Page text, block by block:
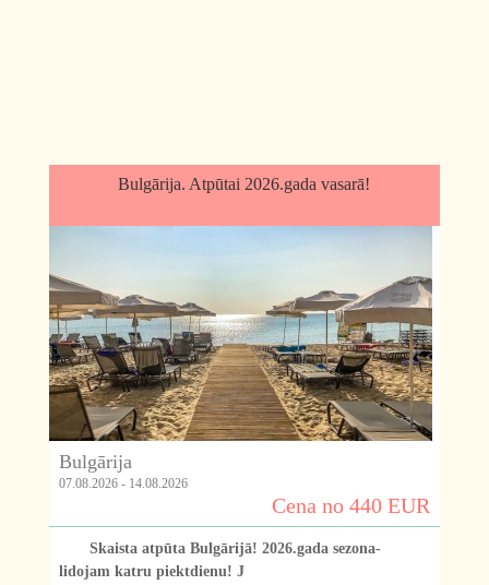
Bulgārija. Atpūtai 2026.gada vasarā!
Bulgārija
07.08.2026 - 14.08.2026
Cena no 440 EUR
Skaista atpūta Bulgārijā! 2026.gada sezona-
lidojam katru piektdienu! J